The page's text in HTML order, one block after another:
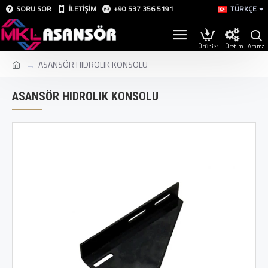
SORU SOR İLETIŞIM +90 537 356 5191 TÜRKÇE
Üretim
ASANSÖR HIDROLIK KONSOLU
ASANSÖR HIDROLIK KONSOLU